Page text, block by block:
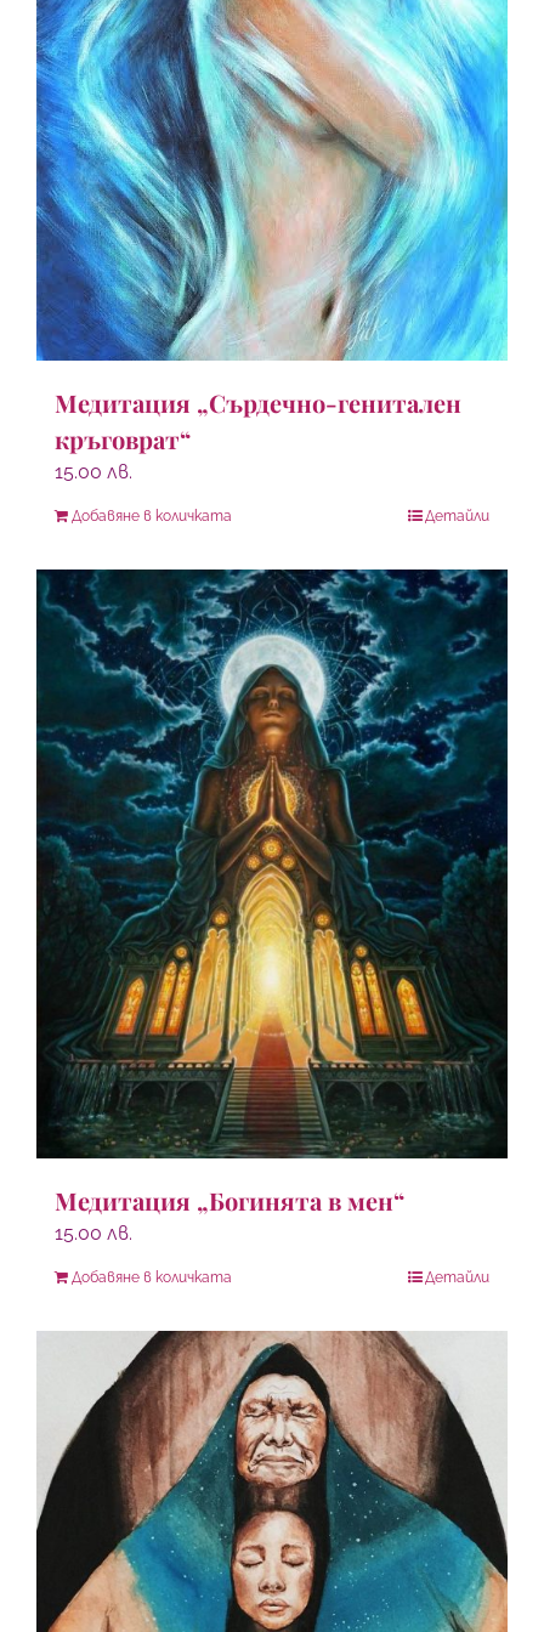
Медитация „Сърдечно-генитален
кръговрат“
15.00 лв.
Добавяне в количката Детайли
Медитация „Богинята в мен“
15.00 лв.
Добавяне в количката Детайли